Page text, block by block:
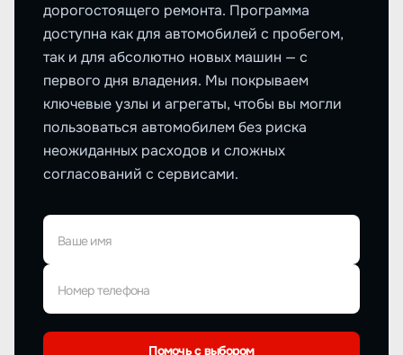
дорогостоящего ремонта. Программа
доступна как для автомобилей с пробегом,
так и для абсолютно новых машин — с
первого дня владения. Мы покрываем
ключевые узлы и агрегаты, чтобы вы могли
пользоваться автомобилем без риска
неожиданных расходов и сложных
согласований с сервисами.
Ваше имя
Номер телефона
Помочь с выбором